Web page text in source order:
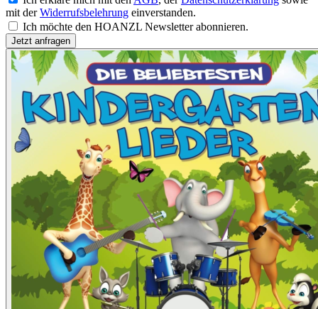
mit derWiderrufsbelehrung einverstanden.
Ich möchte den HOANZL Newsletter abonnieren.